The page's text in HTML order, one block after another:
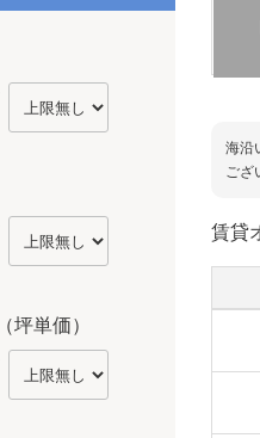
海沿
ござ
賃貸
坪単価）